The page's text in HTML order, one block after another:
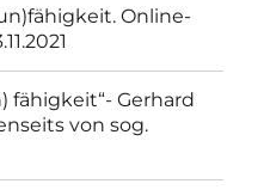
Online-
fähigkeit“- Gerhard
von sog.